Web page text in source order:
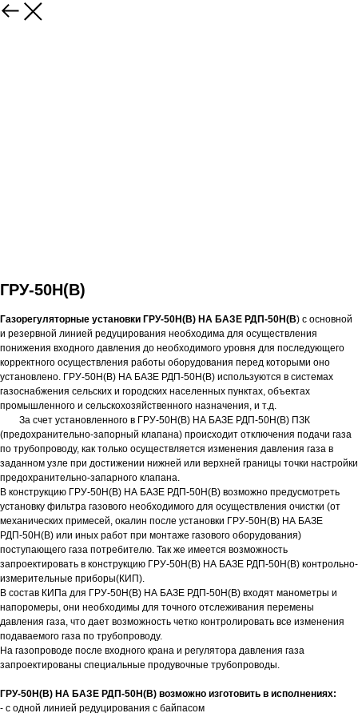
ГРУ-50Н(В)
Газорегуляторные установки ГРУ-50Н(В) НА БАЗЕ РДП-50Н(В) с основной
и резервной линией редуцирования необходима для осуществления
понижения входного давления до необходимого уровня для последующего
корректного осуществления работы оборудования перед которыми оно
установлено. ГРУ-50Н(В) НА БАЗЕ РДП-50Н(В) используются в системах
газоснабжения сельских и городских населенных пунктах, объектах
промышленного и сельскохозяйственного назначения, и т.д.
За счет установленного в ГРУ-50Н(В) НА БАЗЕ РДП-50Н(В) ПЗК
(предохранительно-запорный клапана) происходит отключения подачи газа
по трубопроводу, как только осуществляется изменения давления газа в
заданном узле при достижении нижней или верхней границы точки настройки
предохранительно-запарного клапана.
В конструкцию ГРУ-50Н(В) НА БАЗЕ РДП-50Н(В) возможно предусмотреть
установку фильтра газового необходимого для осуществления очистки (от
механических примесей, окалин после установки ГРУ-50Н(В) НА БАЗЕ
РДП-50Н(В) или иных работ при монтаже газового оборудования)
поступающего газа потребителю. Так же имеется возможность
запроектировать в конструкцию ГРУ-50Н(В) НА БАЗЕ РДП-50Н(В) контрольно-
измерительные приборы(КИП).
В состав КИПа для ГРУ-50Н(В) НА БАЗЕ РДП-50Н(В) входят манометры и
напоромеры, они необходимы для точного отслеживания перемены
давления газа, что дает возможность четко контролировать все изменения
подаваемого газа по трубопроводу.
На газопроводе после входного крана и регулятора давления газа
запроектированы специальные продувочные трубопроводы.
ГРУ-50Н(В) НА БАЗЕ РДП-50Н(В) возможно изготовить в исполнениях:
- с одной линией редуцирования с байпасом